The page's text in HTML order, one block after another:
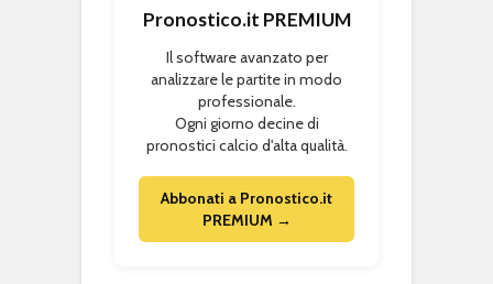
Pronostico.it PREMIUM
Il software avanzato per
analizzare le partite in modo
professionale.
Ogni giorno decine di
pronostici calcio d'alta qualità.
Abbonati a Pronostico.it
PREMIUM →